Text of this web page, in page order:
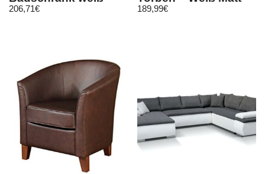
Badezimmer
206,71€ 189,99€